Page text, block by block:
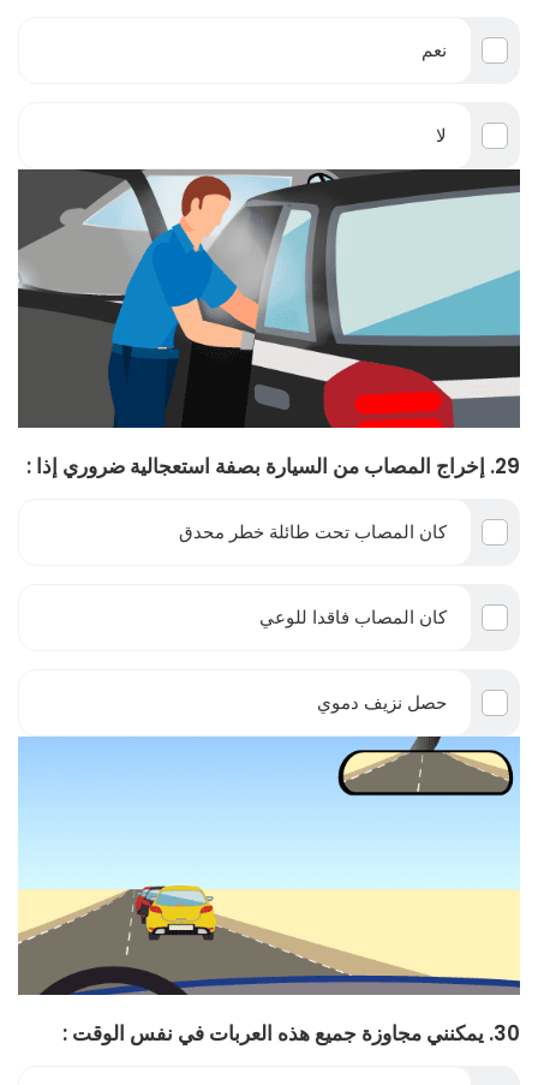
نعم
لا
29. إخراج المصاب من السيارة بصفة استعجالية ضروري إذا :
كان المصاب تحت طائلة خطر محدق
كان المصاب فاقدا للوعي
حصل نزيف دموي
30. يمكنني مجاوزة جميع هذه العربات في نفس الوقت :